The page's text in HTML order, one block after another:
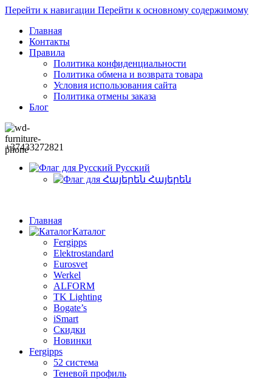
Перейти к навигации Перейти к основному содержимому
Главная
Контакты
Правила
Политика конфиденциальности
Политика обмена и возврата товара
Условия использования сайта
Политика отмены заказа
Блог
+37433272821
Русский
Հայերեն
Главная
Каталог
Fergipps
Elektrostandard
Eurosvet
Werkel
ALFORM
TK Lighting
Bogate’s
iSmart
Скидки
Новинки
Fergipps
52 система
Теневой профиль